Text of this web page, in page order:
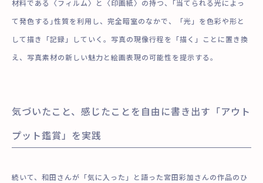
材料である〈フィルム〉と〈印画紙〉の持つ、｢当てられる光によっ
て発色する｣性質を利用し、完全暗室のなかで、「光」を色彩や形と
して描き「記録」していく。写真の現像行程を「描く」ことに置き換
え、写真素材の新しい魅力と絵画表現の可能性を提示する。
気づいたこと、感じたことを自由に書き出す「アウト
プット鑑賞」を実践
続いて、和田さんが「気に入った」と語った宮田彩加さんの作品のひ